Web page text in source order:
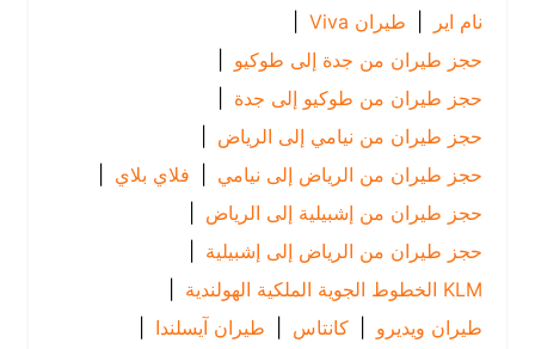
| طيران Viva
|
حجز طيران من جدة إلى طوكيو |
حجز طيران من طوكيو إلى جدة
حجز طيران من نيامي إلى الرياض
|
حجز طيران من الرياض إلى نيامي | فلاي بلاي
حجز طيران من إشبيلية إلى الرياض
|
حجز طيران من الرياض إلى إشبيلية |
|
طيران ويديرو
| كانتاس | طيران آيسلندا |